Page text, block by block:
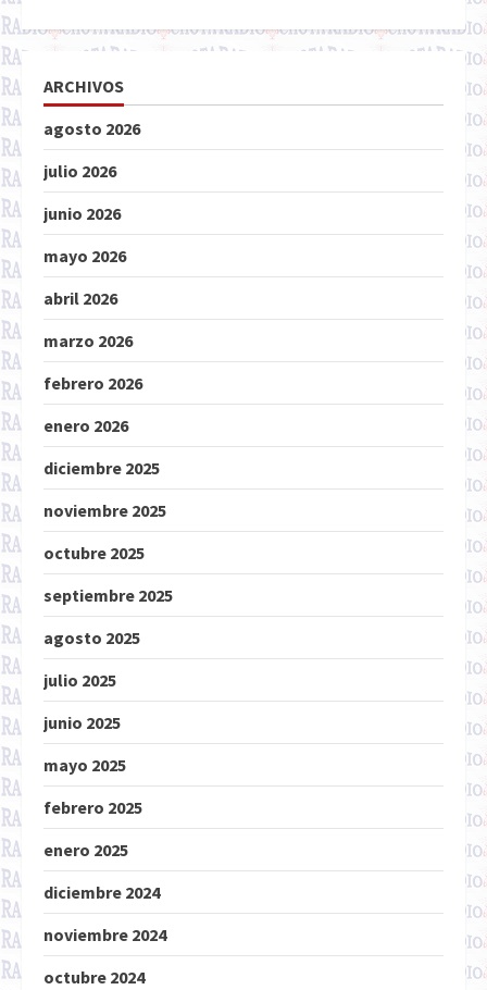
ARCHIVOS
agosto 2026
julio 2026
junio 2026
mayo 2026
abril 2026
marzo 2026
febrero 2026
enero 2026
diciembre 2025
noviembre 2025
octubre 2025
septiembre 2025
agosto 2025
julio 2025
junio 2025
mayo 2025
febrero 2025
enero 2025
diciembre 2024
noviembre 2024
octubre 2024